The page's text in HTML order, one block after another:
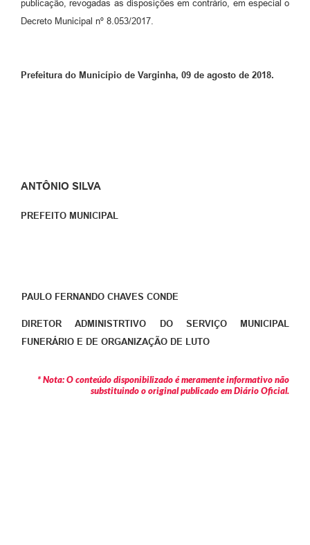
publicação, revogadas as disposições em contrário, em especial o
Decreto Municipal nº 8.053/2017.
Prefeitura do Município de Varginha, 09 de agosto de 2018.
ANTÔNIO SILVA
PREFEITO MUNICIPAL
PAULO FERNANDO CHAVES CONDE
DIRETOR ADMINISTRTIVO DO SERVIÇO MUNICIPAL
FUNERÁRIO E DE ORGANIZAÇÃO DE LUTO
* Nota: O conteúdo disponibilizado é meramente informativo não
substituindo o original publicado em Diário Oficial.